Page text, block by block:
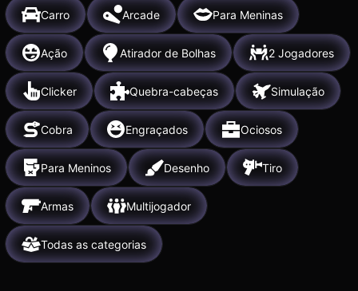
Carro Arcade Para Meninas
Ação Atirador de Bolhas 2 Jogadores
Clicker Quebra-cabeças Simulação
Cobra Engraçados Ociosos
Para Meninos Desenho Tiro
Armas Multijogador
Todas as categorias